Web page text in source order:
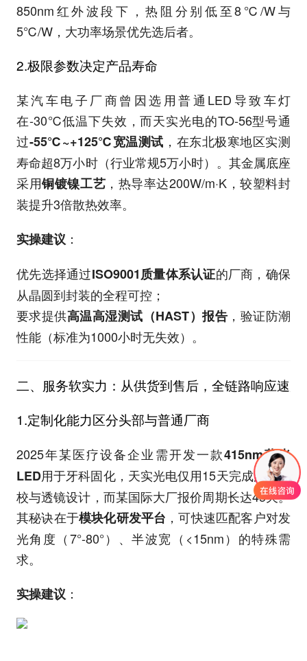
850nm红外波段下，热阻分别低至8℃/W与
5℃/W，大功率场景优先选后者。
2.极限参数决定产品寿命
某汽车电子厂商曾因选用普通LED导致车灯
在-30℃低温下失效，而天实光电的TO-56型号通
过-55℃~+125℃宽温测试 ，在东北极寒地区实测
寿命超8万小时（行业常规5万小时）。其金属底座
采用铜镀镍工艺 ，热导率达200W/m·K，较塑料封
装提升3倍散热效率。
实操建议 ：
优先选择通过ISO9001质量体系认证的厂商，确保
从晶圆到封装的全程可控；
要求提供高温高湿测试（HAST）报告 ，验证防潮
性能（标准为1000小时无失效）。
二、服务软实力：从供货到售后，全链路响应速
1.定制化能力区分头部与普通厂商
2025年某医疗设备企业需开发一款415nm蓝光
LED用于牙科固化，天实光电仅用15天完成波长调
校与透镜设计，而某国际大厂报价周期长达45天。
其秘诀在于模块化研发平台 ，可快速匹配客户对发
光角度（7°-80°）、半波宽（<15nm）的特殊需
求。
实操建议 ：